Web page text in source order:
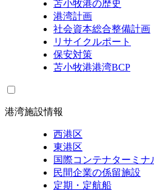
苫小牧港の歴史
港湾計画
社会資本総合整備計画
リサイクルポート
保安対策
苫小牧港港湾BCP
港湾施設情報
西港区
東港区
国際コンテナターミナ
民間企業の係留施設
定期・定航船